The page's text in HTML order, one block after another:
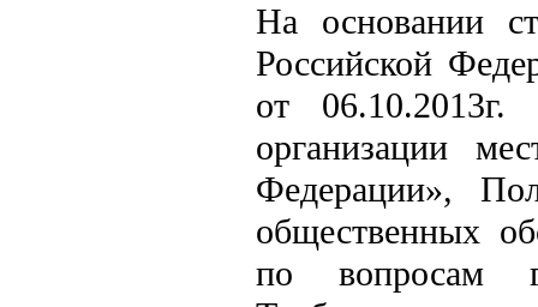
На основании
Российской
от
организации
Федерации»,
общественных
по вопросам